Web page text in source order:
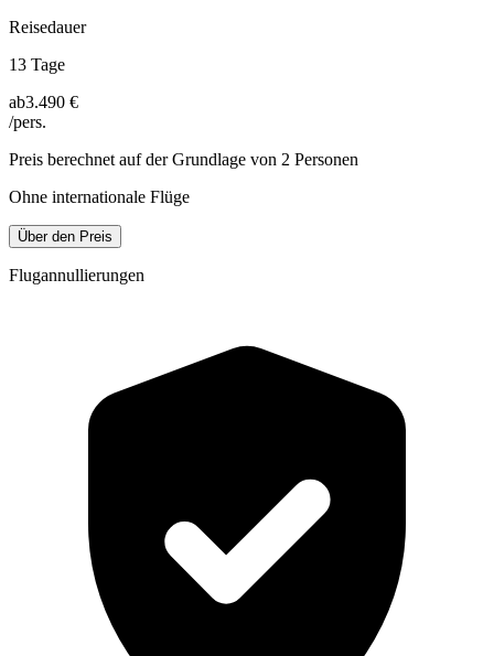
Reisedauer
13 Tage
ab3.490 €
/pers.
Preis berechnet auf der Grundlage von 2 Personen
Ohne internationale Flüge
Über den Preis
Flugannullierungen